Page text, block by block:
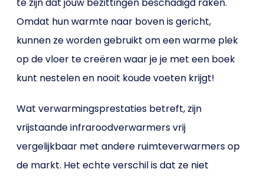
Omdat hun warmte naar boven is gericht,
kunnen ze worden gebruikt om een warme plek
op de vloer te creëren waar je je met een boek
kunt nestelen en nooit koude voeten krijgt!
Wat verwarmingsprestaties betreft, zijn
vrijstaande infraroodverwarmers vrij
vergelijkbaar met andere ruimteverwarmers op
de markt. Het echte verschil is dat ze niet